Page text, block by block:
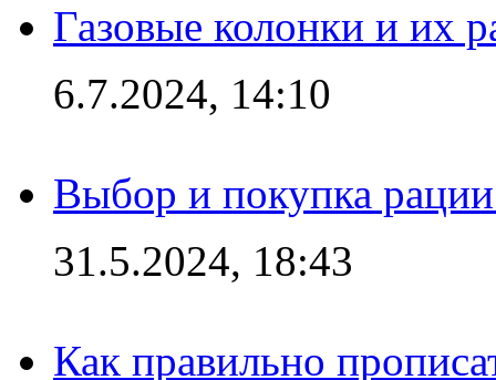
Газовые колонки и их
6.7.2024, 14:10
Выбор и покупка
31.5.2024, 18:43
Как правильно